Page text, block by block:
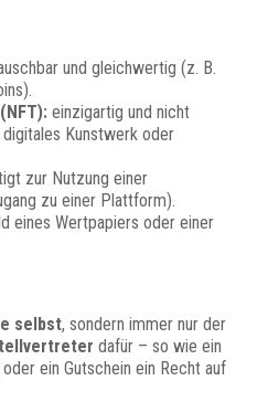
und gleichwertig (z. B.
einzigartig und nicht
Kunstwerk oder
zur Nutzung einer
zu einer Plattform).
eines Wertpapiers oder einer
selbst, sondern immer nur der
dafür – so wie ein
ein Gutschein ein Recht auf